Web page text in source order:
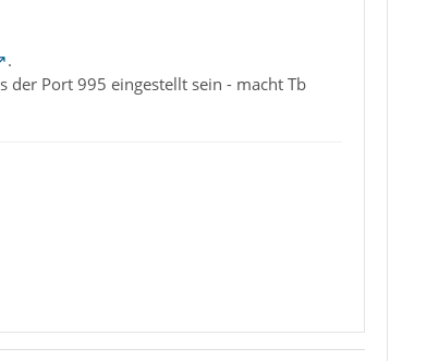
.
der Port 995 eingestellt sein - macht Tb